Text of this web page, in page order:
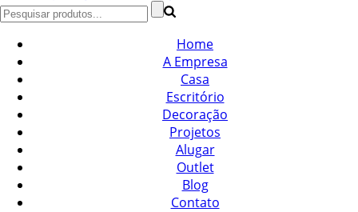
Home
A Empresa
Casa
Escritório
Decoração
Projetos
Alugar
Outlet
Blog
Contato